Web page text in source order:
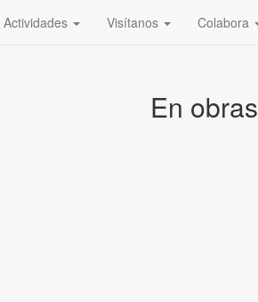
Actividades Visítanos Colabora
En obras